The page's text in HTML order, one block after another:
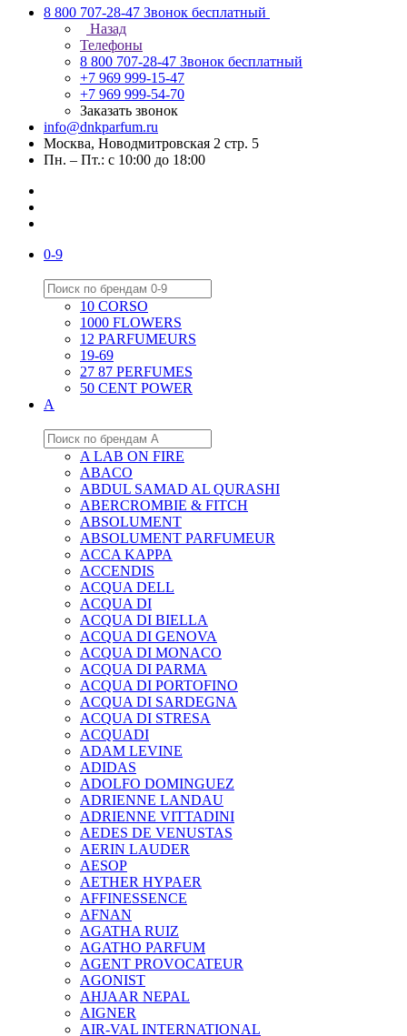
8 800 707-28-47 Звонок бесплатный
Назад
Телефоны
8 800 707-28-47 Звонок бесплатный
+7 969 999-15-47
+7 969 999-54-70
Заказать звонок
info@dnkparfum.ru
Москва, Новодмитровская 2 стр. 5
Пн. – Пт.: с 10:00 до 18:00
0-9
10 CORSO
1000 FLOWERS
12 PARFUMEURS
19-69
27 87 PERFUMES
50 CENT POWER
A
A LAB ON FIRE
ABACO
ABDUL SAMAD AL QURASHI
ABERCROMBIE & FITCH
ABSOLUMENT
ABSOLUMENT PARFUMEUR
ACCA KAPPA
ACCENDIS
ACQUA DELL
ACQUA DI
ACQUA DI BIELLA
ACQUA DI GENOVA
ACQUA DI MONACO
ACQUA DI PARMA
ACQUA DI PORTOFINO
ACQUA DI SARDEGNA
ACQUA DI STRESA
ACQUADI
ADAM LEVINE
ADIDAS
ADOLFO DOMINGUEZ
ADRIENNE LANDAU
ADRIENNE VITTADINI
AEDES DE VENUSTAS
AERIN LAUDER
AESOP
AETHER HYPAER
AFFINESSENCE
AFNAN
AGATHA RUIZ
AGATHO PARFUM
AGENT PROVOCATEUR
AGONIST
AHJAAR NEPAL
AIGNER
AIR-VAL INTERNATIONAL